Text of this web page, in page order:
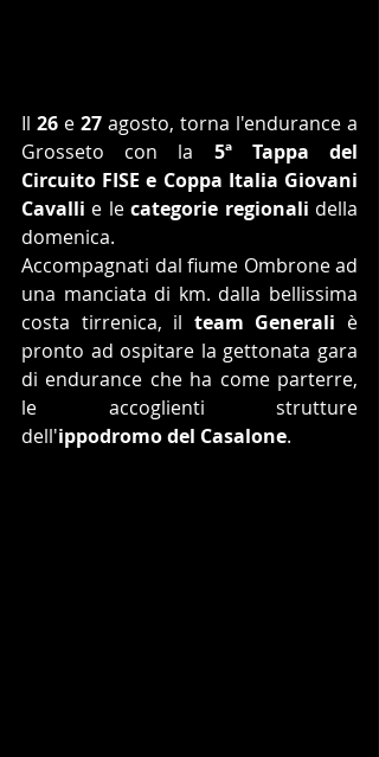
Il 26 e 27 agosto, torna l'endurance a
Grosseto con la 5ª Tappa del
Circuito FISE e Coppa Italia Giovani
Cavalli e le categorie regionali della
domenica.
Accompagnati dal fiume Ombrone ad
una manciata di km. dalla bellissima
costa tirrenica, il team Generali è
pronto ad ospitare la gettonata gara
di endurance che ha come parterre,
le accoglienti strutture
dell'ippodromo del Casalone.